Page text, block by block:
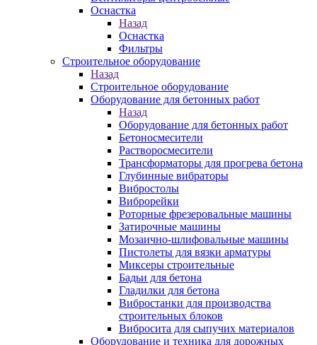
Оснастка
Назад
Оснастка
Фильтры
Строительное оборудование
Назад
Строительное оборудование
Оборудование для бетонных работ
Назад
Оборудование для бетонных работ
Бетоносмесители
Растворосмесители
Трансформаторы для прогрева бетона
Глубинные вибраторы
Вибростолы
Виброрейки
Роторные фрезеровальные машины
Затирочные машины
Мозаично-шлифовальные машины
Пистолеты для вязки арматуры
Миксеры строительные
Бадьи для бетона
Гладилки для бетона
Вибростанки для производства
строительных блоков
Вибросита для сыпучих материалов
Оборудование и техника для дорожных